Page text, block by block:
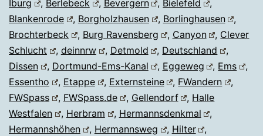
Iburg
, Berlebeck , Bevergern , Bielefeld
,
Blankenrode
, Borgholzhausen , Borlinghausen
,
Brochterbeck
, Burg Ravensberg , Canyon , Clever
Schlucht
, deinnrw , Detmold , Deutschland
,
Dissen
, Dortmund-Ems-Kanal , Eggeweg , Ems
,
Essentho
, Etappe , Externsteine , FWandern
,
FWSpass
, FWSpass.de , Gellendorf , Halle
Westfalen
, Herbram , Hermannsdenkmal
,
Hermannshöhen
, Hermannsweg , Hilter
,